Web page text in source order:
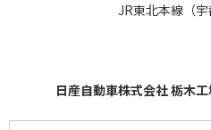
JR東北本線（
日産自動車株式会社 栃木